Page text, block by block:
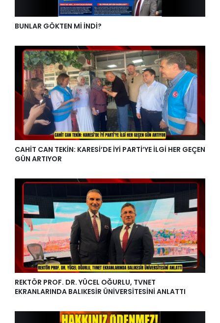
BUNLAR GÖKTEN Mİ İNDİ?
CAHİT CAN TEKİN: KARESİ’DE İYİ PARTİ’YE İLGİ HER GEÇEN
GÜN ARTIYOR
REKTÖR PROF. DR. YÜCEL OĞURLU, TVNET
EKRANLARINDA BALIKESİR ÜNİVERSİTESİNİ ANLATTI